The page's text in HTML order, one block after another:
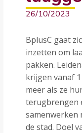
26/10/2023
BplusC gaat
inzetten om
pakken.
krijgen vanaf
meer als ze
terugbrengen
samenwerken
de stad. Doel